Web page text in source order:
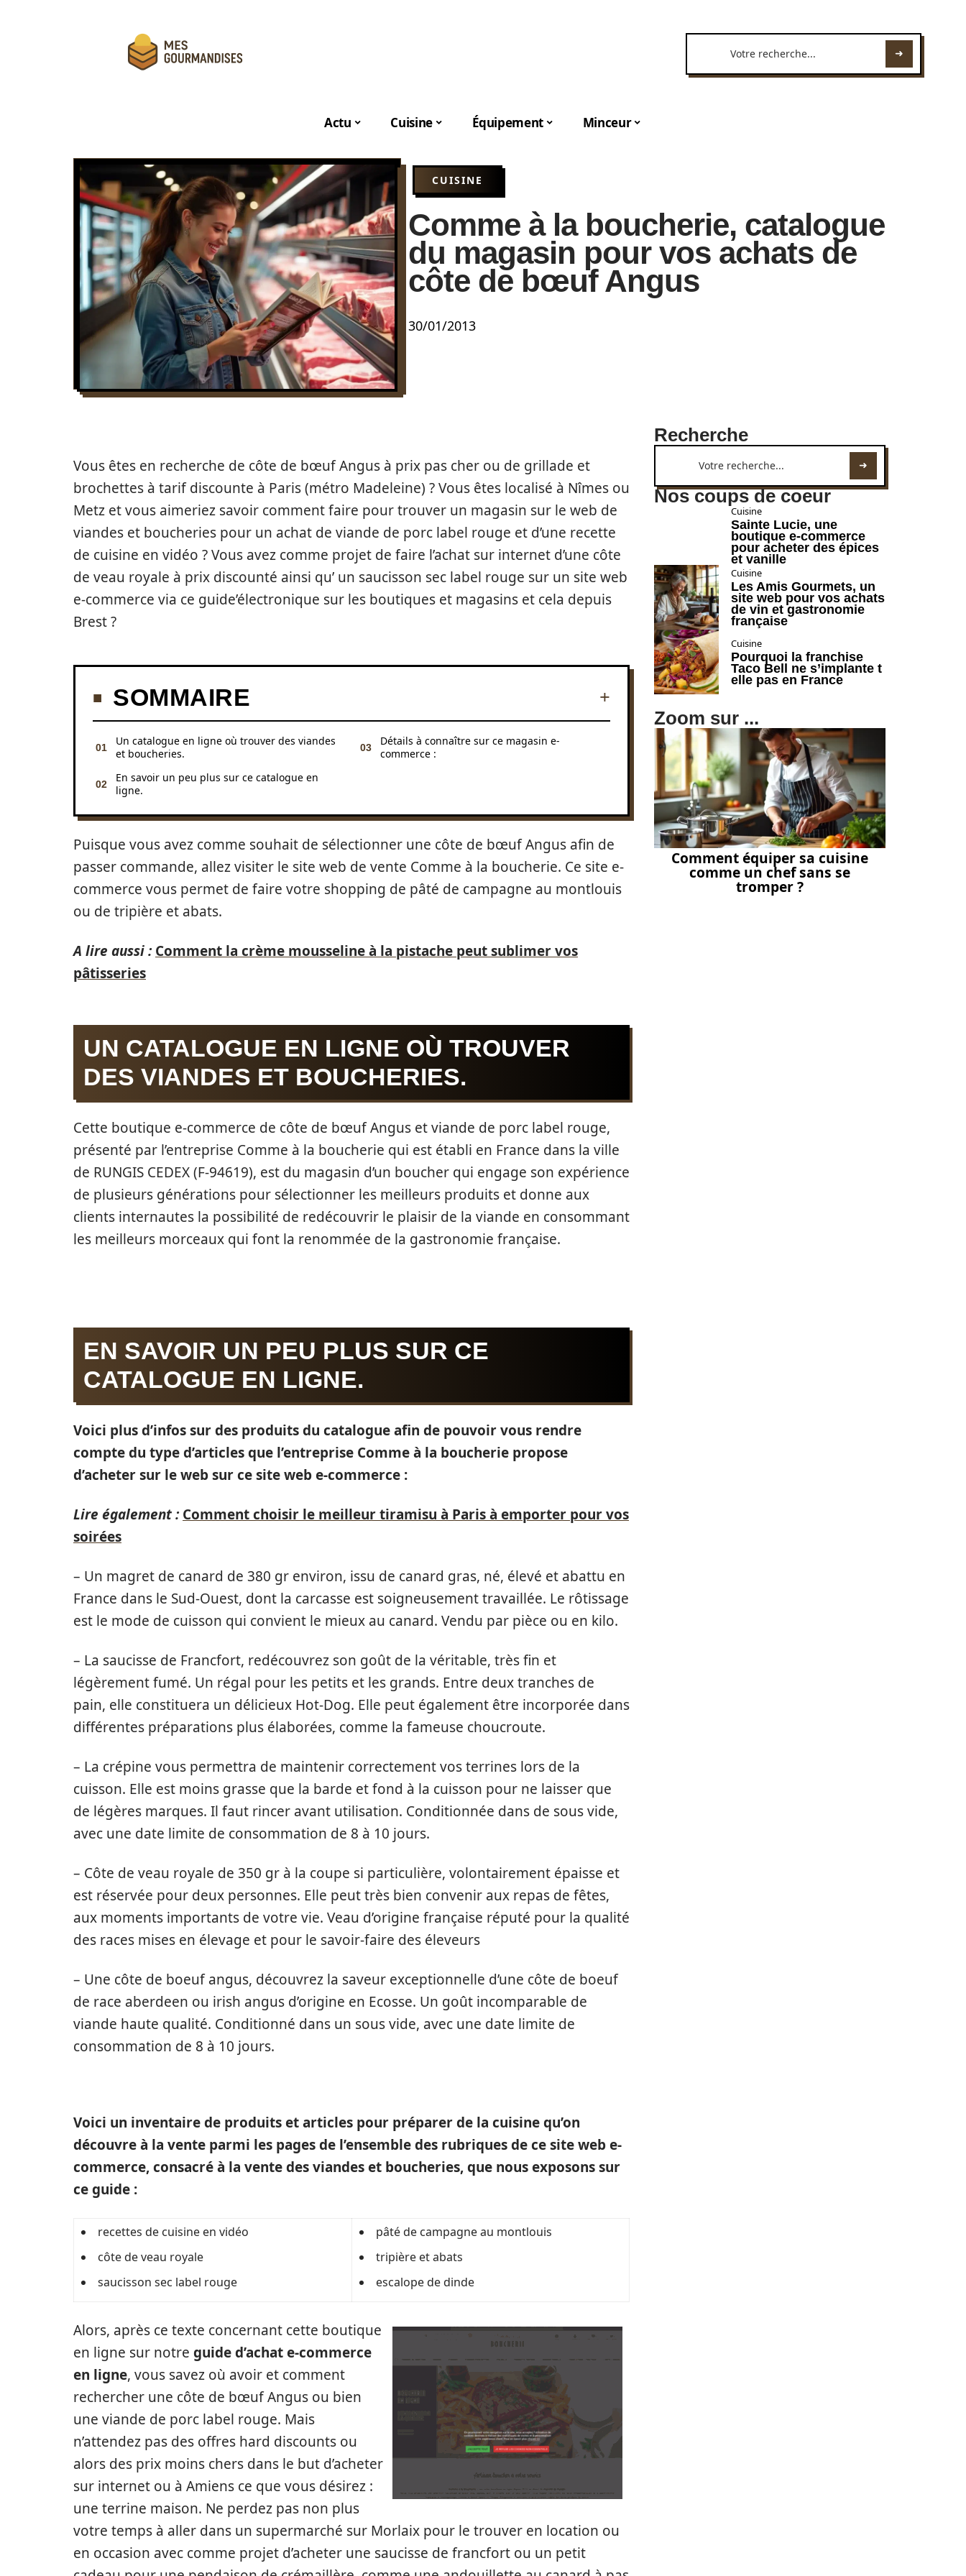
Actu Cuisine Équipement Minceur
CUISINE
Comme à la boucherie, catalogue
du magasin pour vos achats de
côte de bœuf Angus
30/01/2013
Vous êtes en recherche de côte de bœuf Angus à prix pas cher ou de grillade et
brochettes à tarif discounte à Paris (métro Madeleine) ? Vous êtes localisé à Nîmes ou
Metz et vous aimeriez savoir comment faire pour trouver un magasin sur le web de
viandes et boucheries pour un achat de viande de porc label rouge et d’une recette
de cuisine en vidéo ? Vous avez comme projet de faire l’achat sur internet d’une côte
de veau royale à prix discounté ainsi qu’ un saucisson sec label rouge sur un site web
e-commerce via ce guide’électronique sur les boutiques et magasins et cela depuis
Brest ?
SOMMAIRE
Un catalogue en ligne où trouver des viandes
et boucheries.
En savoir un peu plus sur ce catalogue en
ligne.
Détails à connaître sur ce magasin e-
commerce :
Puisque vous avez comme souhait de sélectionner une côte de bœuf Angus afin de
passer commande, allez visiter le site web de vente Comme à la boucherie. Ce site e-
commerce vous permet de faire votre shopping de pâté de campagne au montlouis
ou de tripière et abats.
A lire aussi : Comment la crème mousseline à la pistache peut sublimer vos
pâtisseries
UN CATALOGUE EN LIGNE OÙ TROUVER
DES VIANDES ET BOUCHERIES.
Cette boutique e-commerce de côte de bœuf Angus et viande de porc label rouge,
présenté par l’entreprise Comme à la boucherie qui est établi en France dans la ville
de RUNGIS CEDEX (F-94619), est du magasin d’un boucher qui engage son expérience
de plusieurs générations pour sélectionner les meilleurs produits et donne aux
clients internautes la possibilité de redécouvrir le plaisir de la viande en consommant
les meilleurs morceaux qui font la renommée de la gastronomie française.
EN SAVOIR UN PEU PLUS SUR CE
CATALOGUE EN LIGNE.
Voici plus d’infos sur des produits du catalogue afin de pouvoir vous rendre
compte du type d’articles que l’entreprise Comme à la boucherie propose
d’acheter sur le web sur ce site web e-commerce :
Lire également : Comment choisir le meilleur tiramisu à Paris à emporter pour vos
soirées
– Un magret de canard de 380 gr environ, issu de canard gras, né, élevé et abattu en
France dans le Sud-Ouest, dont la carcasse est soigneusement travaillée. Le rôtissage
est le mode de cuisson qui convient le mieux au canard. Vendu par pièce ou en kilo.
– La saucisse de Francfort, redécouvrez son goût de la véritable, très fin et
légèrement fumé. Un régal pour les petits et les grands. Entre deux tranches de
pain, elle constituera un délicieux Hot-Dog. Elle peut également être incorporée dans
différentes préparations plus élaborées, comme la fameuse choucroute.
– La crépine vous permettra de maintenir correctement vos terrines lors de la
cuisson. Elle est moins grasse que la barde et fond à la cuisson pour ne laisser que
de légères marques. Il faut rincer avant utilisation. Conditionnée dans de sous vide,
avec une date limite de consommation de 8 à 10 jours.
– Côte de veau royale de 350 gr à la coupe si particulière, volontairement épaisse et
est réservée pour deux personnes. Elle peut très bien convenir aux repas de fêtes,
aux moments importants de votre vie. Veau d’origine française réputé pour la qualité
des races mises en élevage et pour le savoir-faire des éleveurs
– Une côte de boeuf angus, découvrez la saveur exceptionnelle d’une côte de boeuf
de race aberdeen ou irish angus d’origine en Ecosse. Un goût incomparable de
viande haute qualité. Conditionné dans un sous vide, avec une date limite de
consommation de 8 à 10 jours.
Voici un inventaire de produits et articles pour préparer de la cuisine qu’on
découvre à la vente parmi les pages de l’ensemble des rubriques de ce site web e-
commerce, consacré à la vente des viandes et boucheries, que nous exposons sur
ce guide :
recettes de cuisine en vidéo
côte de veau royale
saucisson sec label rouge
pâté de campagne au montlouis
tripière et abats
escalope de dinde
Alors, après ce texte concernant cette boutique
en ligne sur notre guide d’achat e-commerce
en ligne, vous savez où avoir et comment
rechercher une côte de bœuf Angus ou bien
une viande de porc label rouge. Mais
n’attendez pas des offres hard discounts ou
alors des prix moins chers dans le but d’acheter
sur internet ou à Amiens ce que vous désirez :
une terrine maison. Ne perdez pas non plus
votre temps à aller dans un supermarché sur Morlaix pour le trouver en location ou
en occasion avec comme projet d’acheter une saucisse de francfort ou un petit
Recherche
Nos coups de coeur
Cuisine
Sainte Lucie, une
boutique e-commerce
pour acheter des épices
et vanille
Cuisine
Les Amis Gourmets, un
site web pour vos achats
de vin et gastronomie
française
Cuisine
Pourquoi la franchise
Taco Bell ne s’implante t
elle pas en France
Zoom sur ...
Comment équiper sa cuisine
comme un chef sans se
tromper ?